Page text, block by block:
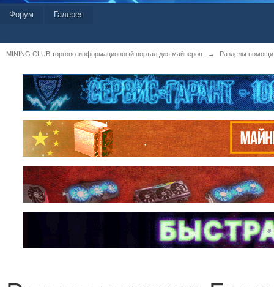
Форум Галерея
MINING CLUB торгово-информационный портал для майнеров → Разделы помощи